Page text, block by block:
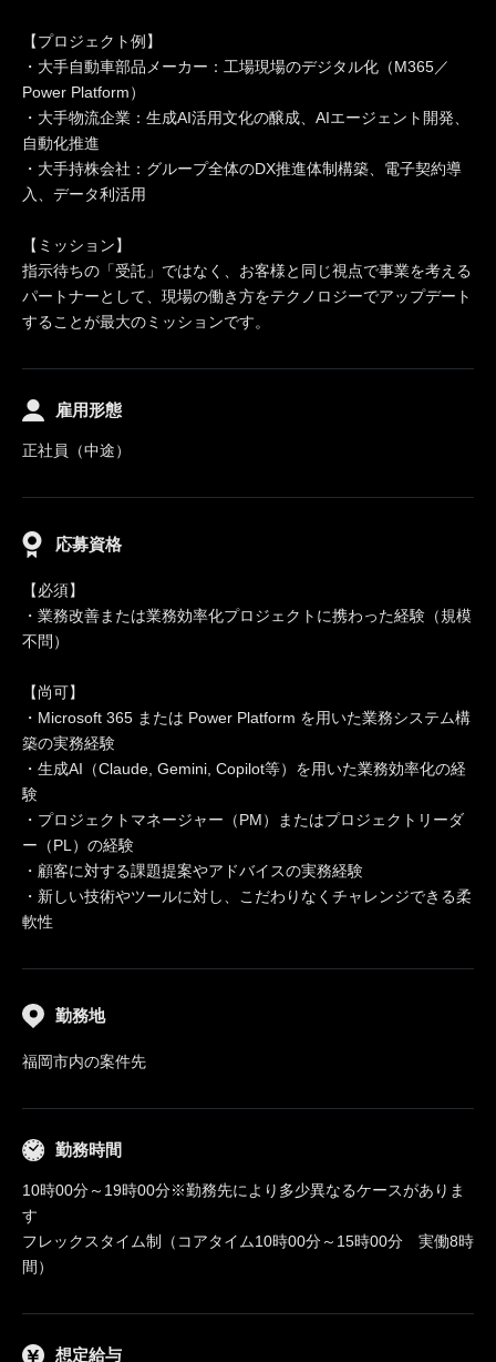
【プロジェクト例】
・大手自動車部品メーカー：工場現場のデジタル化（M365／
Power Platform）
・大手物流企業：生成AI活用文化の醸成、AIエージェント開発、
自動化推進
・大手持株会社：グループ全体のDX推進体制構築、電子契約導
入、データ利活用
【ミッション】
指示待ちの「受託」ではなく、お客様と同じ視点で事業を考える
パートナーとして、現場の働き方をテクノロジーでアップデート
することが最大のミッションです。
雇用形態
正社員（中途）
応募資格
【必須】
・業務改善または業務効率化プロジェクトに携わった経験（規模
不問）
【尚可】
・Microsoft 365 または Power Platform を用いた業務システム構
築の実務経験
・生成AI（Claude, Gemini, Copilot等）を用いた業務効率化の経
験
・プロジェクトマネージャー（PM）またはプロジェクトリーダ
ー（PL）の経験
・顧客に対する課題提案やアドバイスの実務経験
・新しい技術やツールに対し、こだわりなくチャレンジできる柔
軟性
勤務地
福岡市内の案件先
勤務時間
10時00分～19時00分※勤務先により多少異なるケースがありま
す
フレックスタイム制（コアタイム10時00分～15時00分 実働8時
間）
想定給与